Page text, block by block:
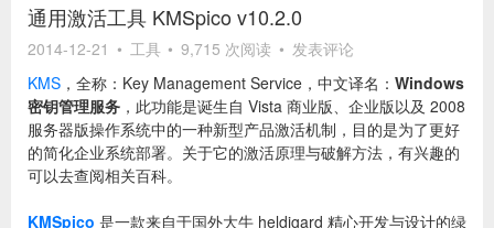
通用激活工具 KMSpico v10.2.0
2014-12-21 • 工具 • 9,715 次阅读 • 发表评论
KMS ，全称：Key Management Service，中文译名： Windows
密钥管理服务 ，此功能是诞生自 Vista 商业版、企业版以及 2008
服务器版操作系统中的一种新型产品激活机制，目的是为了更好
的简化企业系统部署。关于它的激活原理与破解方法，有兴趣的
可以去查阅相关百科。
KMSpico 是一款来自于国外大牛 heldigard 精心开发与设计的绿